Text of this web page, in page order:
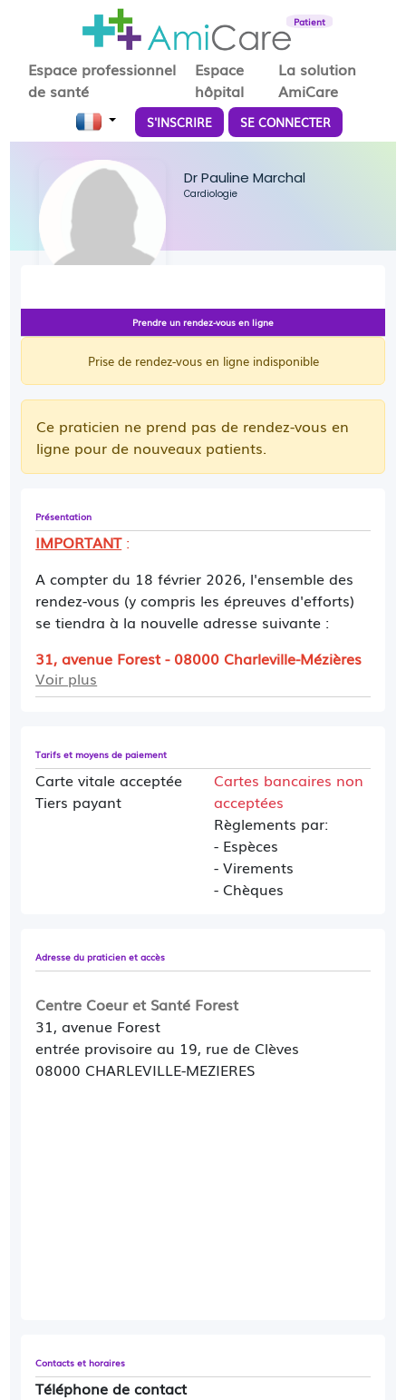
Patient
Espace professionnel
de santé
Espace
hôpital
La solution
AmiCare
S'INSCRIRE SE CONNECTER
Dr Pauline Marchal
Cardiologie
Ce praticien ne prend pas de rendez-vous en
ligne pour de nouveaux patients.
Présentation
IMPORTANT:
A compter du 18 février 2026, l'ensemble des
rendez-vous (y compris les épreuves d'efforts)
se tiendra à la nouvelle adresse suivante :
31, avenue Forest - 08000 Charleville-Mézières
(entrée provisoire 19 rue de Clèves, à l'arrière
du bâtiment) et deviendra "centre coeur et
Merci de bien vouloir prendre note de ce
changement d'adresse pour vos prochains
rendez-vous.
- Consultations ECG et épreuves d'effort,
03.24.59.10.45)
Voir plus
Tarifs et moyens de paiement
Carte vitale acceptée
Tiers payant
Cartes bancaires non
acceptées
Règlements par:
- Espèces
- Virements
- Chèques
Adresse du praticien et accès
Centre Coeur et Santé Forest
31, avenue Forest
entrée provisoire au 19, rue de Clèves
08000 CHARLEVILLE-MEZIERES
Contacts et horaires
Téléphone de contact
Prendre un rendez-vous en ligne
Prise de rendez-vous en ligne indisponible